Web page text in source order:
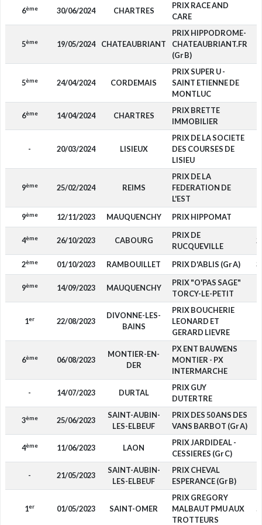
6ème 30/06/2024 CHARTRES
PRIX RACE AND
CARE
5ème 19/05/2024 CHATEAUBRIANT
PRIX HIPPODROME-
CHATEAUBRIANT.FR
(Gr B)
5ème 24/04/2024 CORDEMAIS
PRIX SUPER U -
SAINT ETIENNE DE
MONTLUC
6ème 14/04/2024 CHARTRES
PRIX BRETTE
IMMOBILIER
- 20/03/2024 LISIEUX
PRIX DE LA SOCIETE
DES COURSES DE
LISIEU
9ème 25/02/2024 REIMS
PRIX DE LA
FEDERATION DE
L'EST
9ème 12/11/2023 MAUQUENCHY PRIX HIPPOMAT
4ème 26/10/2023 CABOURG
PRIX DE
RUCQUEVILLE
2
2ème 01/10/2023 RAMBOUILLET PRIX D'ABLIS (Gr A) 3
9ème 14/09/2023 MAUQUENCHY
PRIX "O'PAS SAGE"
TORCY-LE-PETIT
1er 22/08/2023
DIVONNE-LES-
BAINS
PRIX BOUCHERIE
LEONARD ET
GERARD LIEVRE
6ème 06/08/2023
MONTIER-EN-
DER
PX ENT BAUWENS
MONTIER - PX
INTERMARCHE
- 14/07/2023 DURTAL
PRIX GUY
DUTERTRE
3ème 25/06/2023
SAINT-AUBIN-
LES-ELBEUF
PRIX DES 50 ANS DES
VANS BARBOT (Gr A)
4ème 11/06/2023 LAON
PRIX JARDIDEAL -
CESSIERES (Gr C)
- 21/05/2023
SAINT-AUBIN-
LES-ELBEUF
PRIX CHEVAL
ESPERANCE (Gr B)
1er 01/05/2023 SAINT-OMER
PRIX GREGORY
MALBAUT PMU AUX
TROTTEURS
5